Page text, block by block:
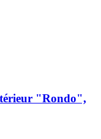
"Rondo",